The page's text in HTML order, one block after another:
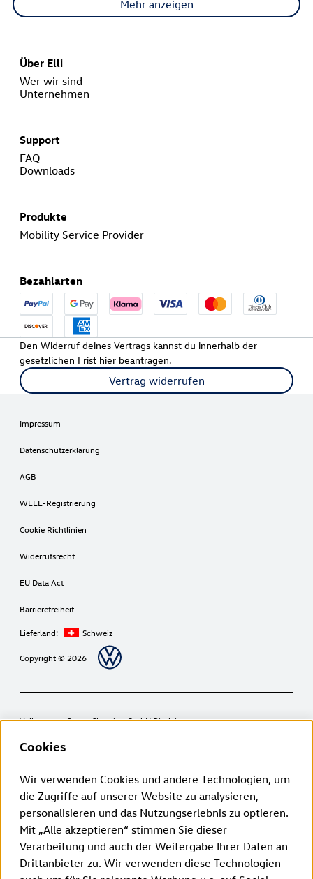
Mehr anzeigen
Über Elli
Wer wir sind
Unternehmen
Support
FAQ
Downloads
Produkte
Mobility Service Provider
Bezahlarten
Den Widerruf deines Vertrags kannst du innerhalb der
gesetzlichen Frist hier beantragen.
Vertrag widerrufen
Impressum
Datenschutzerklärung
AGB
WEEE-Registrierung
Cookie Richtlinien
Widerrufsrecht
EU Data Act
Barrierefreiheit
Lieferland: Schweiz
Copyright © 2026
Volkswagen Group Charging GmbH Disclaimer
¹ LTE:
Elli Charger (1. Generation ab 2020):
Mitgliedsstaaten sowie im Vereinigten Königreich, der Schweiz, und
Elli Charger 2 (2. Generation ab 2024):
Die LTE-Funktionalität darf ausschließlich innerhalb der EU-
Mitgliedsstaaten sowie im Vereinigten Königreich, der Schweiz,
Liechtenstein, Island und Norwegen genutzt werden.
² Intelligentes Laden:
Die Smart Charging Funktionen sind zunächst über eine Verlinkung der
Fahrzeug-App mit der Elli Smart Charging App verfügbar. Perspektivisch
Cookies
Wir verwenden Cookies und andere Technologien, um
die Zugriffe auf unserer Website zu analysieren,
personalisieren und das Nutzungserlebnis zu optieren.
Mit „Alle akzeptieren“ stimmen Sie dieser
Verarbeitung und auch der Weitergabe Ihrer Daten an
Drittanbieter zu. Wir verwenden diese Technologien